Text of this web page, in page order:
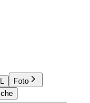
Foto